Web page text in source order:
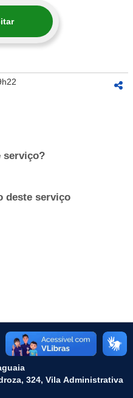
serviço?
deste serviço
324, Vila Administrativa